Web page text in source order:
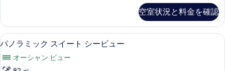
真
を
示
ー
の
す
べ
ー
ム
シ
ビ
ュ
空室状況と料金を確認
パ
ラ
イタリアのフレッテ製シーツ、高級
10
パノラミック スイート シービュー
オーシャン ビュー